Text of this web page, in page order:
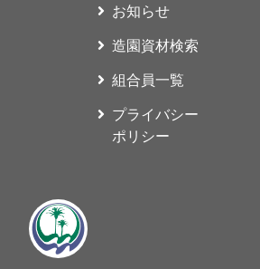
お知らせ
造園資材検索
組合員一覧
プライバシー
ポリシー